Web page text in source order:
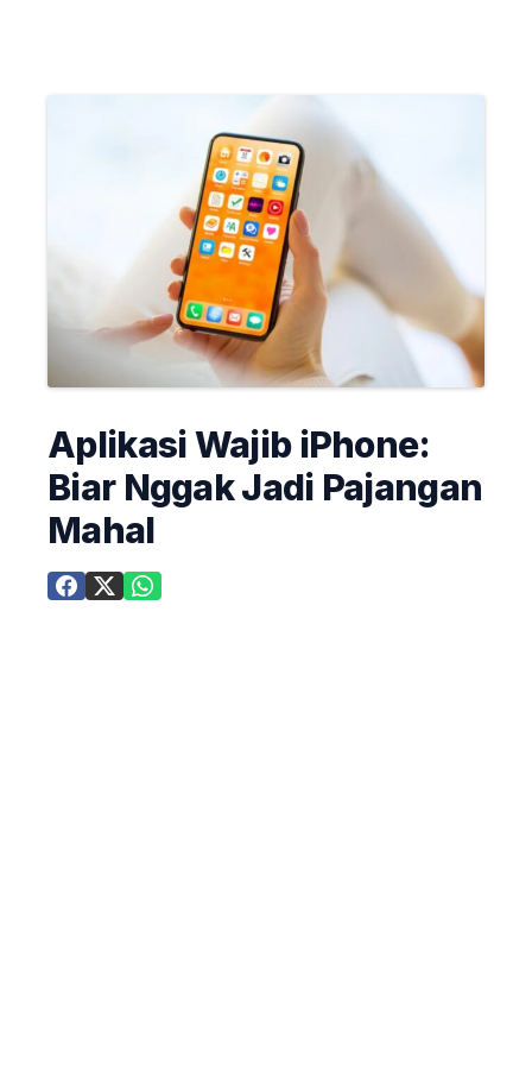
Aplikasi Wajib iPhone:
Biar Nggak Jadi Pajangan
Mahal